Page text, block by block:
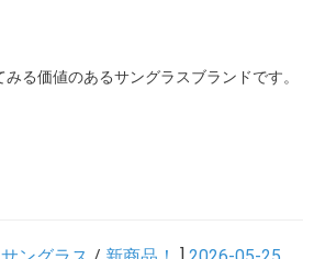
る価値のあるサングラスブランドです。